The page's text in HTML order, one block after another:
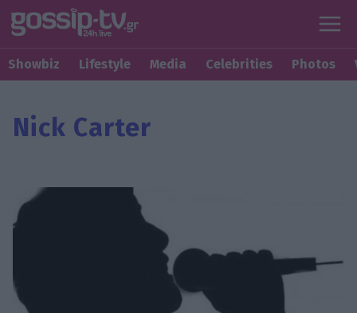
Showbiz Lifestyle Media Celebrities Photos
Nick Carter